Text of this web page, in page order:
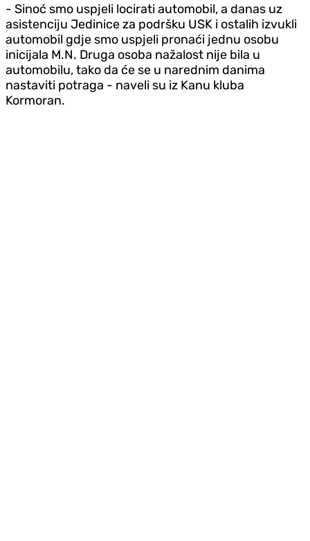
- Sinoć smo uspjeli locirati automobil, a danas uz
asistenciju Jedinice za podršku USK i ostalih izvukli
automobil gdje smo uspjeli pronaći jednu osobu
inicijala M.N. Druga osoba nažalost nije bila u
automobilu, tako da će se u narednim danima
nastaviti potraga - naveli su iz Kanu kluba
Kormoran.